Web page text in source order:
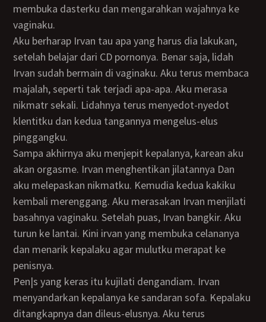
membuka dasterku dan mengarahkan wajahnya ke
vaginaku.
Aku berharap Irvan tau apa yang harus dia lakukan,
setelah belajar dari CD pornonya. Benar saja, lidah
Irvan sudah bermain di vaginaku. Aku terus membaca
majalah, seperti tak terjadi apa-apa. Aku merasa
nikmatr sekali. Lidahnya terus menyedot-nyedot
klentitku dan kedua tangannya mengelus-elus
pinggangku.
Sampa akhirnya aku menjepit kepalanya, karean aku
akan orgasme. Irvan menghentikan jilatannya Dan
aku melepaskan nikmatku. Kemudia kedua kakiku
kembali merenggang. Aku merasakan Irvan menjilati
basahnya vaginaku. Setelah puas, Irvan bangkir. Aku
turun ke lantai. Kini irvan yang membuka celananya
dan menarik kepalaku agar mulutku merapat ke
penisnya.
pen|s yang keras itu kujilati dengandiam. Irvan
menyandarkan kepalanya ke sandaran sofa. Kepalaku
ditangkapnya dan dileus-elusnya. Aku terus